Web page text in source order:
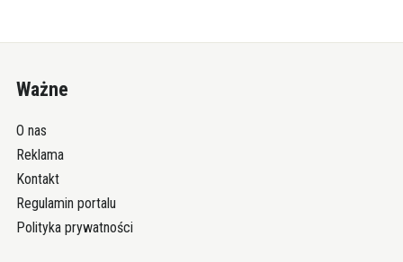
Ważne
O nas
Reklama
Kontakt
Regulamin portalu
Polityka prywatności